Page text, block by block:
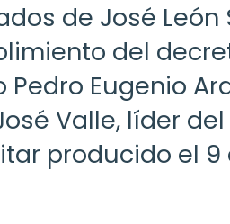
de José León
del
Eugenio
Valle, líder
producido el 9